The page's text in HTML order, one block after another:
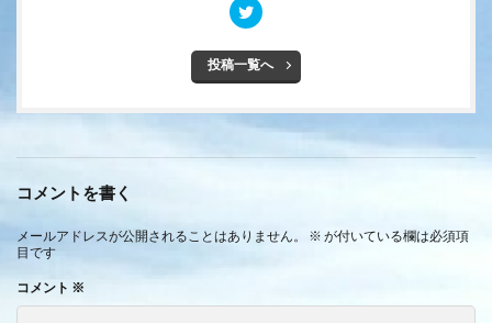
投稿一覧へ
コメントを書く
メールアドレスが公開されることはありません。 ※ が付いている欄は必須項
目です
コメント ※